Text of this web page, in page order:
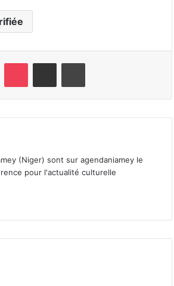
(Niger) sont sur agendaniamey le
pour l'actualité culturelle